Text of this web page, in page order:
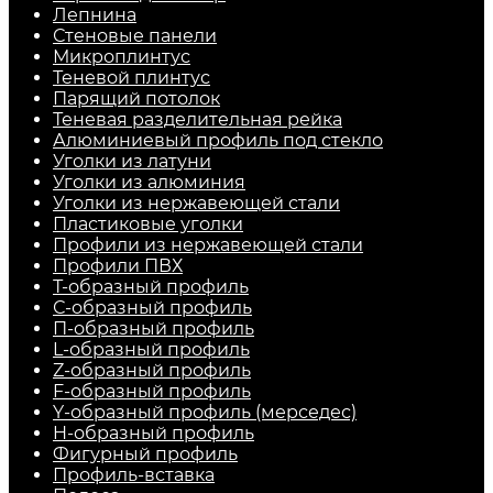
Лепнина
Стеновые панели
Микроплинтус
Теневой плинтус
Парящий потолок
Теневая разделительная рейка
Алюминиевый профиль под стекло
Уголки из латуни
Уголки из алюминия
Уголки из нержавеющей стали
Пластиковые уголки
Профили из нержавеющей стали
Профили ПВХ
Т-образный профиль
С-образный профиль
П-образный профиль
L-образный профиль
Z-образный профиль
F-образный профиль
Y-образный профиль (мерседес)
H-образный профиль
Фигурный профиль
Профиль-вставка